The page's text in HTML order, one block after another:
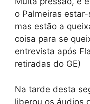
o Palmeiras
mas estão a
coisa para se
entrevista após
retiradas do GE)
Na tarde desta
liberou os áudios